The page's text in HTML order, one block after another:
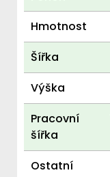
Hmotnost
Šířka
Výška
Pracovní
šířka
Ostatní